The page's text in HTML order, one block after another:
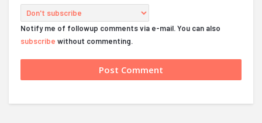
Notify me of followup comments via e-mail. You can also
subscribe without commenting.